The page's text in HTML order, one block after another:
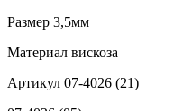
Размер 3,5мм
Материал вискоза
Артикул 07-4026 (21)